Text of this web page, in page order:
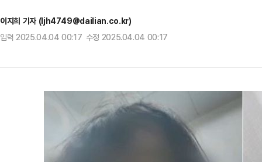
이지희 기자 (ljh4749@dailian.co.kr)
입력 2025.04.04 00:17 수정 2025.04.04 00:17